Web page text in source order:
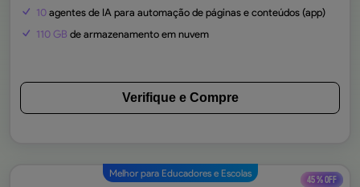
10 agentes de IA para automação de páginas e conteúdos (app)
110 GB de armazenamento em nuvem
Verifique e Compre
45 % OFF
Melhor para Educadores e Escolas